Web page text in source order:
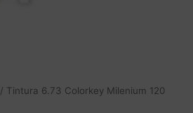
/ Tintura 6.73 Colorkey Milenium 120